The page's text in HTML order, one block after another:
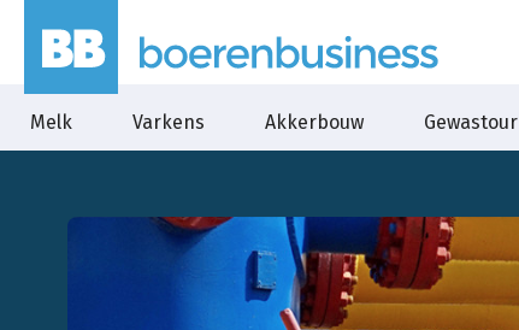
Melk Varkens Akkerbouw Gewastour